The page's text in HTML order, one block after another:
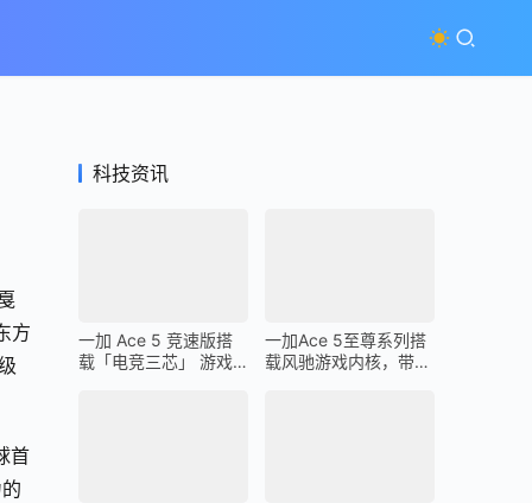
方
首
科技资讯
一加 Ace 5 竞速版搭
载「电竞三芯」 游戏
一加Ace 5至尊系列搭
载风驰游戏内核，带来